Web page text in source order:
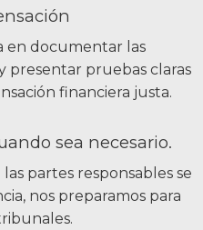
en documentar las
presentar pruebas claras
financiera justa.
sea necesario.
partes responsables se
nos preparamos para